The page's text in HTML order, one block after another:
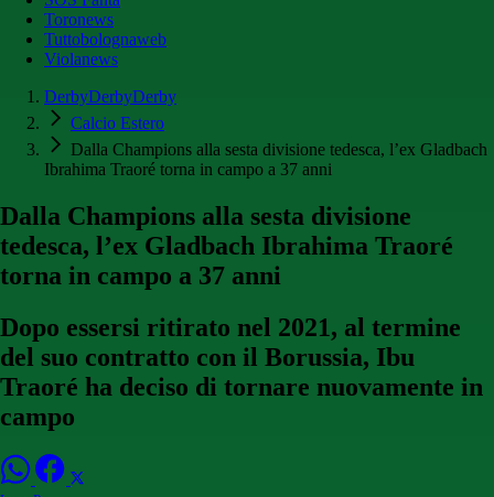
Toronews
Tuttobolognaweb
Violanews
DerbyDerbyDerby
Calcio Estero
Dalla Champions alla sesta divisione tedesca, l’ex Gladbach
Ibrahima Traoré torna in campo a 37 anni
Dalla Champions alla sesta divisione
tedesca, l’ex Gladbach Ibrahima Traoré
torna in campo a 37 anni
Dopo essersi ritirato nel 2021, al termine
del suo contratto con il Borussia, Ibu
Traoré ha deciso di tornare nuovamente in
campo